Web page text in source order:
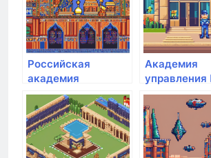
Российская
академия
народного
хозяйства и
государственной
службы при
Президенте РФ
Академия
ДВФУ